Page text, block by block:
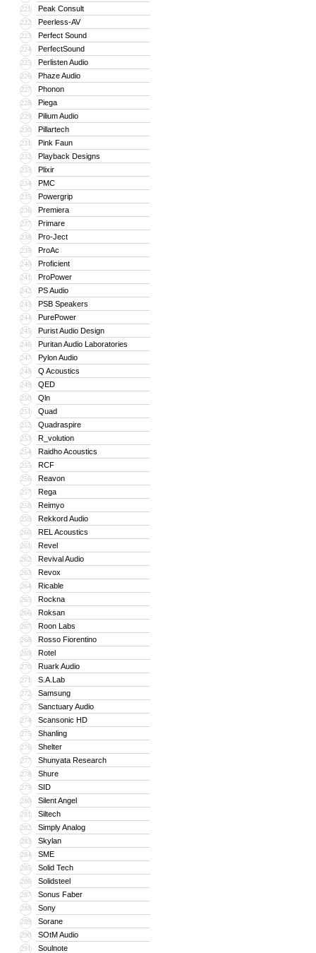
221 Peak Consult
222 Peerless-AV
223 Perfect Sound
224 PerfectSound
225 Perlisten Audio
226 Phaze Audio
227 Phonon
228 Piega
229 Pilium Audio
230 Pillartech
231 Pink Faun
232 Playback Designs
233 Plixir
234 PMC
235 Powergrip
236 Premiera
237 Primare
238 Pro-Ject
239 ProAc
240 Proficient
241 ProPower
242 PS Audio
243 PSB Speakers
244 PurePower
245 Purist Audio Design
246 Puritan Audio Laboratories
247 Pylon Audio
248 Q Acoustics
249 QED
250 Qln
251 Quad
252 Quadraspire
253 R_volution
254 Raidho Acoustics
255 RCF
256 Reavon
257 Rega
258 Reimyo
259 Rekkord Audio
260 REL Acoustics
261 Revel
262 Revival Audio
263 Revox
264 Ricable
265 Rockna
266 Roksan
267 Roon Labs
268 Rosso Fiorentino
269 Rotel
270 Ruark Audio
271 S.A.Lab
272 Samsung
273 Sanctuary Audio
274 Scansonic HD
275 Shanling
276 Shelter
277 Shunyata Research
278 Shure
279 SID
280 Silent Angel
281 Siltech
282 Simply Analog
283 Skylan
284 SME
285 Solid Tech
286 Solidsteel
287 Sonus Faber
288 Sony
289 Sorane
290 SOtM Audio
291 Soulnote